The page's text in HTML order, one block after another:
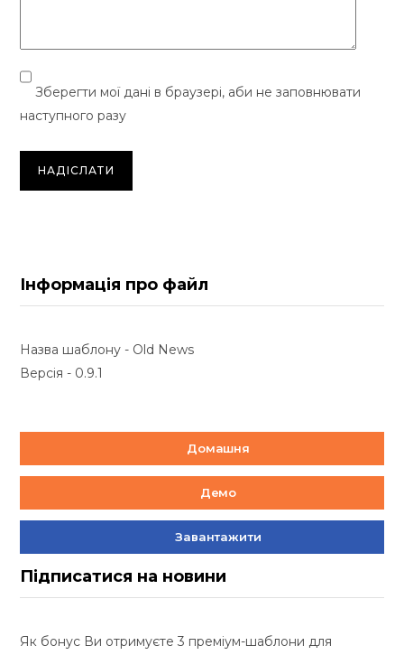
Зберегти мої дані в браузері, аби не заповнювати
наступного разу
Інформація про файл
Назва шаблону - Old News
Версія - 0.9.1
Домашня
Демо
Завантажити
Підписатися на новини
Як бонус Ви отримуєте 3 преміум-шаблони для